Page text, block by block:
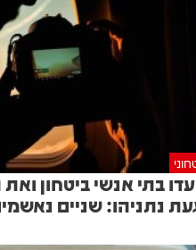
בתי אנשי ביטחון
נתניהו: שניים